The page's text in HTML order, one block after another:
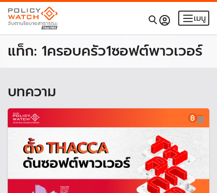
เมนู
แท็ก: 1ครอบครัว1ซอฟต์พาวเวอร์
บทความ